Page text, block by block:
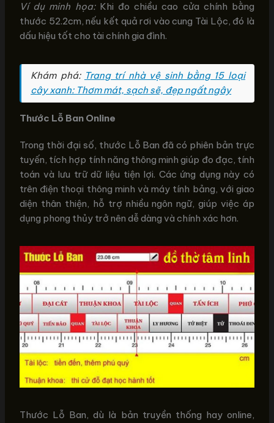
Ví dụ minh họa:Khi đo chiều cao cửa chính bằng
thước 52.2cm, nếu kết quả rơi vào cung Tài Lộc, đó là
dấu hiệu tốt cho tài chính gia đình.
Khám phá: Trang trí nhà vệ sinh bằng 15 loại
cây xanh: Thơm mát, sạch sẽ, đẹp ngất ngây
Thước Lỗ Ban Online
Trong thời đại số, thước Lỗ Ban đã có phiên bản trực
tuyến, tích hợp tính năng thông minh giúp đo đạc, tính
toán và lưu trữ dữ liệu tiện lợi. Các ứng dụng này có
trên điện thoại thông minh và máy tính bảng, với giao
diện thân thiện, hỗ trợ nhiều ngôn ngữ, giúp việc áp
dụng phong thủy trở nên dễ dàng và chính xác hơn.
Thước Lỗ Ban, dù là bản truyền thống hay online,